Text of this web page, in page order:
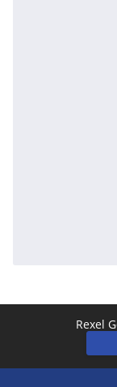
Rexel